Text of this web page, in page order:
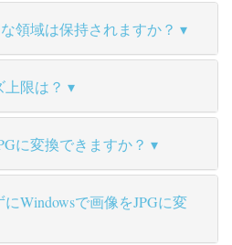
領域は保持されますか？
限は？
に変換できますか？
Windowsで画像をJPGに変